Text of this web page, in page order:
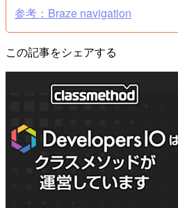
参考：Braze navigation
この記事をシェアする